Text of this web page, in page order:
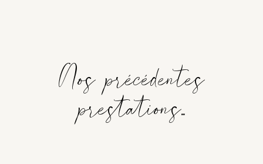
Nos précédentes
prestations...